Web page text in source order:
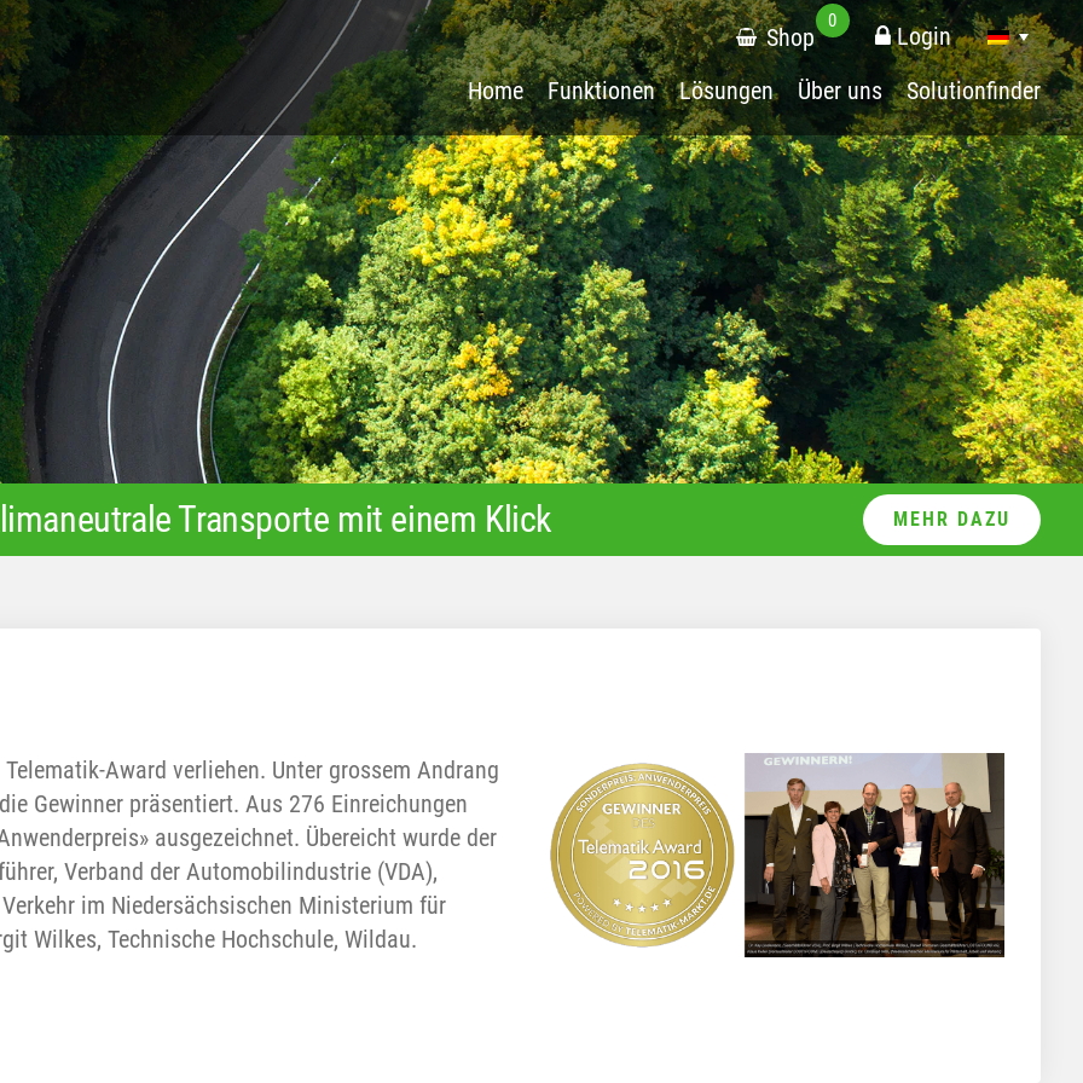
Shop
0
Login
Home
Funktionen Lösungen Über uns Solutionfinder
Transporte mit einem Klick MEHR DAZU
Award verliehen. Unter grossem Andrang
Gewinner präsentiert. Aus 276 Einreichungen
ausgezeichnet. Übereicht wurde der
Verband der Automobilindustrie (VDA),
im Niedersächsischen Ministerium für
Wilkes, Technische Hochschule, Wildau.